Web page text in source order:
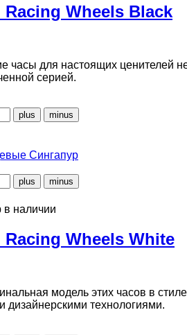
Wheels Black
часы для настоящих ценителей
серией.
в наличии
Wheels White
модель этих часов в
технологиями.